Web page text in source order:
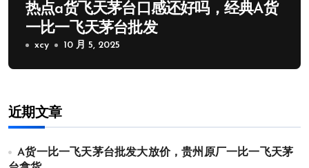
热点a货飞天茅台口感还好吗，经典A货
一比一飞天茅台批发
xcy 10 月 5, 2025
近期文章
A货一比一飞天茅台批发大放价，贵州原厂一比一飞天茅